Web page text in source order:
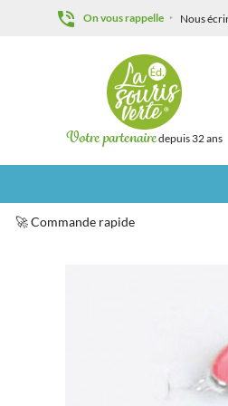
On vous rappelle Nous
Votre partenairedepuis 32 ans
🚀 Commande rapide
Accueil Kermesse